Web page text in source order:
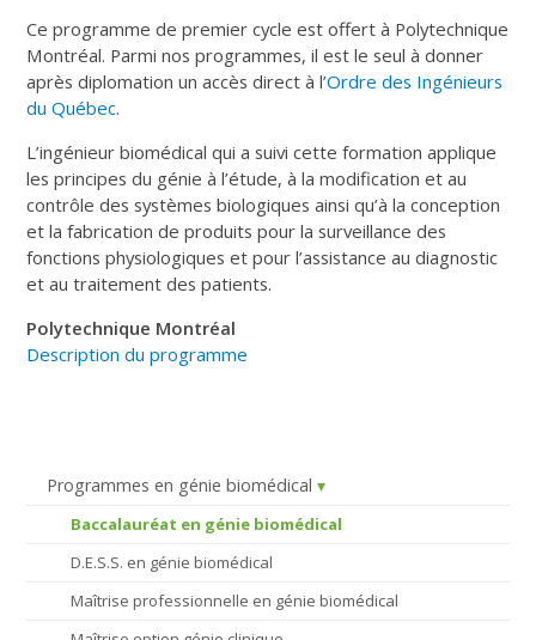
Programmes en génie biomédical
Baccalauréat en génie biomédical
D.E.S.S. en génie biomédical
Maîtrise professionnelle en génie biomédical
Ce programme de premier cycle est offert à Polytechnique
Montréal. Parmi nos programmes, il est le seul à donner
après diplomation un accès direct à l’Ordre des Ingénieurs
du Québec.
L’ingénieur biomédical qui a suivi cette formation applique
les principes du génie à l’étude, à la modification et au
contrôle des systèmes biologiques ainsi qu’à la conception
et la fabrication de produits pour la surveillance des
fonctions physiologiques et pour l’assistance au diagnostic
et au traitement des patients.
Polytechnique Montréal
Description du programme